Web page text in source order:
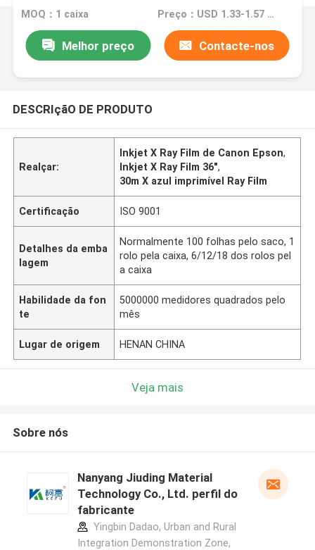
MOQ：1 caixa Preço：USD 1.33-1.57 per square meter
Melhor preço Contacte-nos
DESCRIçãO DE PRODUTO
Realçar:
Inkjet X Ray Film de Canon Epson,
Inkjet X Ray Film 36",
30m X azul imprimível Ray Film
Certificação ISO 9001
Detalhes da emba
lagem
Normalmente 100 folhas pelo saco, 1
rolo pela caixa, 6/12/18 dos rolos pel
a caixa
Habilidade da fon
te
5000000 medidores quadrados pelo
mês
Lugar de origem HENAN CHINA
Veja mais
Sobre nós
Nanyang Jiuding Material
Technology Co., Ltd. perfil do
fabricante
Yingbin Dadao, Urban and Rural
Integration Demonstration Zone,